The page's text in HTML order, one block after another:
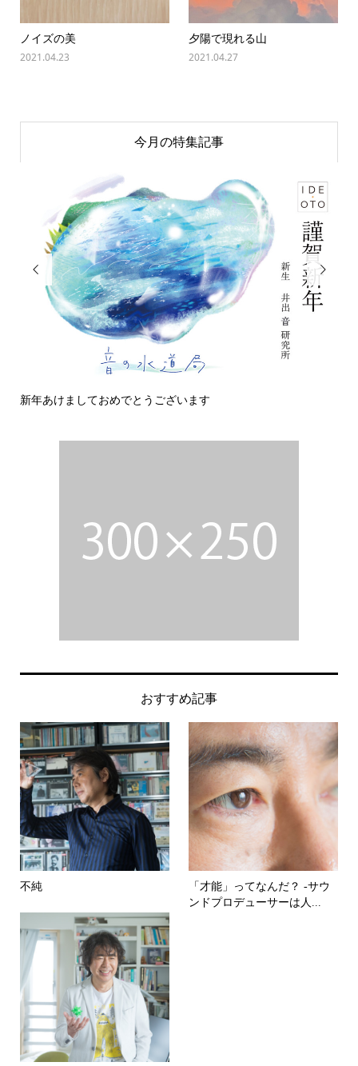
ノイズの美
2021.04.23
夕陽で現れる山
2021.04.27
今月の特集記事

新年あけましておめでとうございます

おすすめ記事
不純
「才能」ってなんだ？ -サウ
ンドプロデューサーは人...